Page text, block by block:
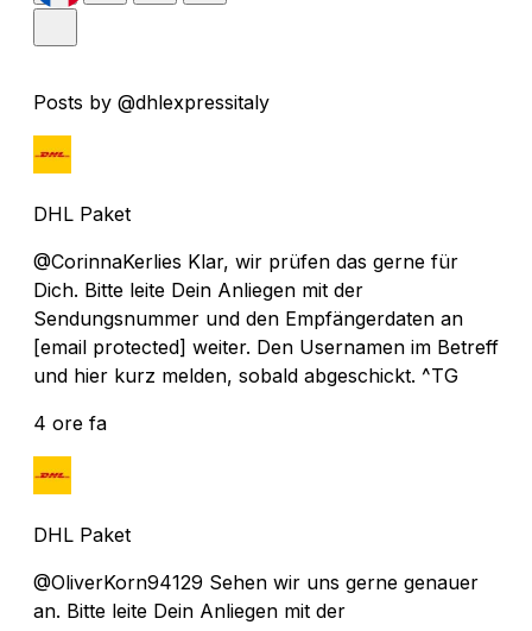
Posts by @dhlexpressitaly
DHL Paket
@CorinnaKerlies Klar, wir prüfen das gerne für
Dich. Bitte leite Dein Anliegen mit der
Sendungsnummer und den Empfängerdaten an
[email protected] weiter. Den Usernamen im Betreff
und hier kurz melden, sobald abgeschickt. ^TG
4 ore fa
DHL Paket
@OliverKorn94129 Sehen wir uns gerne genauer
an. Bitte leite Dein Anliegen mit der